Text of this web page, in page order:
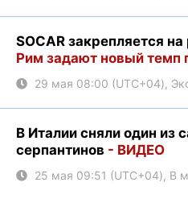
SOCAR закрепляется
Рим задают новый темп
29 мая 08:00 (UTC+04),
В Италии сняли один из
серпантинов - ВИДЕО
25 мая 09:51 (UTC+04), В